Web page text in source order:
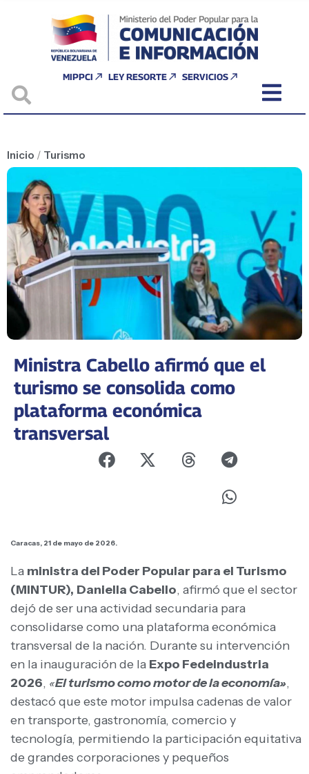
MIPPCI LEY RESORTE SERVICIOS
Inicio / Turismo
Ministra Cabello afirmó que el
turismo se consolida como
plataforma económica
transversal
Caracas, 21 de mayo de 2026.
La ministra del Poder Popular para el Turismo
(MINTUR), Daniella Cabello, afirmó que el sector
dejó de ser una actividad secundaria para
consolidarse como una plataforma económica
transversal de la nación. Durante su intervención
en la inauguración de la Expo Fedeindustria
2026, «El turismo como motor de la economía»,
destacó que este motor impulsa cadenas de valor
en transporte, gastronomía, comercio y
tecnología, permitiendo la participación equitativa
de grandes corporaciones y pequeños